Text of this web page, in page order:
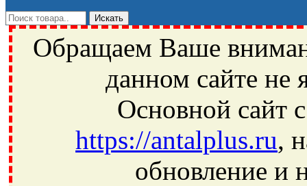
Обращаем Ваше
данном сайте не
Основной сайт
https://antalplus.ru,
обновление и